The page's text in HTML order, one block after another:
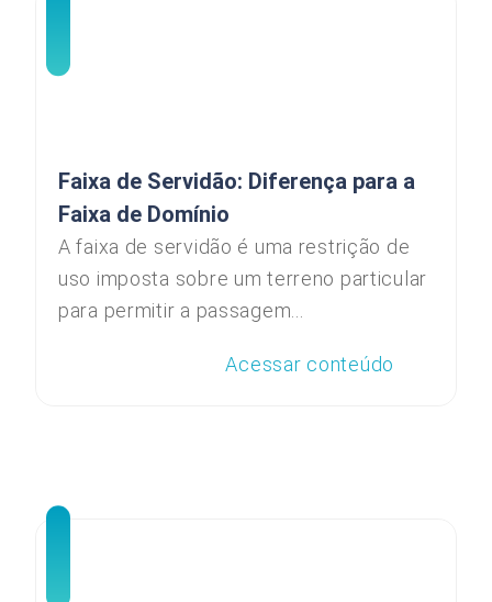
Faixa de Servidão: Diferença para a
Faixa de Domínio
A faixa de servidão é uma restrição de
uso imposta sobre um terreno particular
para permitir a passagem...
Acessar conteúdo